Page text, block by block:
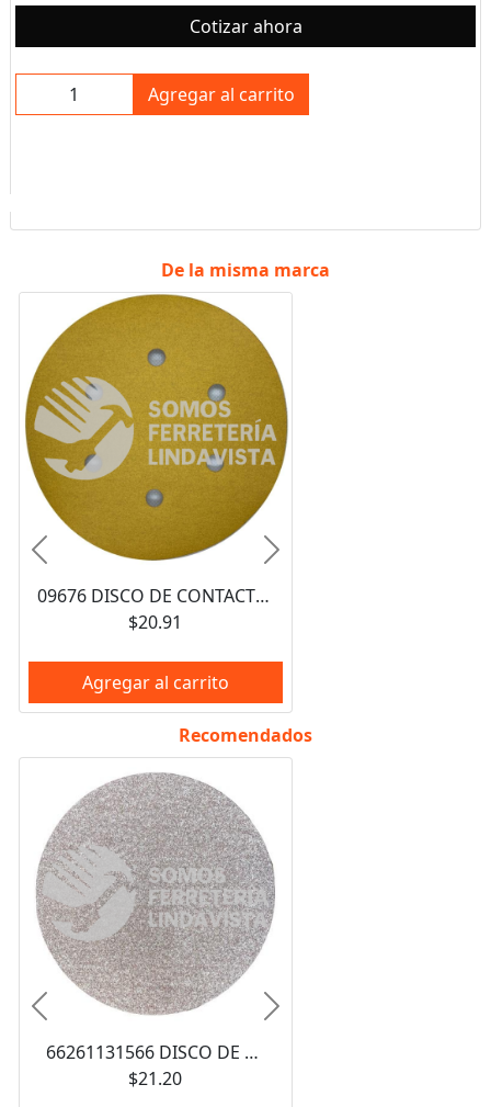
Cotizar ahora
Agregar al carrito
De la misma marca
09676 DISCO DE CONTACTO DIAMETRO 6" PAPEL VELCRO C/ 6 PERFORACIONES A080 GRADO P220 LINEA AMARILLA FANDELI
$20.91
Agregar al carrito
Anterior Siguiente
Recomendados
66261131566 DISCO DE LIJA PAPEL NORGRIP ADALOX TIPO A275 DE 6" IN 152 4MM GRANO P80 ALO NORTON
$21.20
Anterior Siguiente